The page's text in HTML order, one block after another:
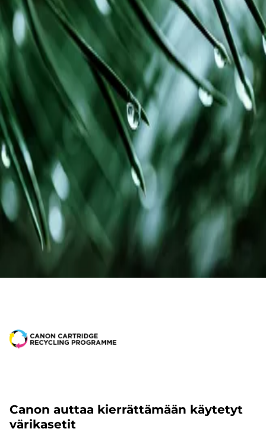
Canon auttaa kierrättämään käytetyt
värikasetit